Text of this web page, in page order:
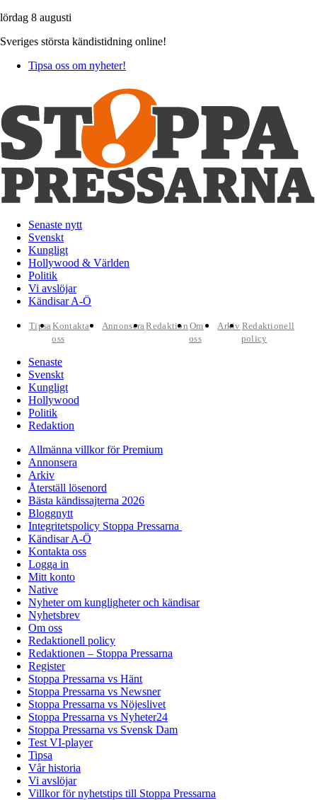
lördag 8 augusti
Sveriges största kändistidning online!
Tipsa oss om nyheter!
Senaste nytt
Svenskt
Kungligt
Hollywood & Världen
Politik
Vi avslöjar
Kändisar A-Ö
TipsaKontakta
oss
AnnonseraRedaktion Om
oss
Arkiv Redaktionell
policy
Senaste
Svenskt
Kungligt
Hollywood
Politik
Redaktion
Allmänna villkor för Premium
Annonsera
Arkiv
Återställ lösenord
Bästa kändissajterna 2026
Bloggnytt
Integritetspolicy Stoppa Pressarna
Kändisar A-Ö
Kontakta oss
Logga in
Mitt konto
Native
Nyheter om kungligheter och kändisar
Nyhetsbrev
Om oss
Redaktionell policy
Redaktionen – Stoppa Pressarna
Register
Stoppa Pressarna vs Hänt
Stoppa Pressarna vs Newsner
Stoppa Pressarna vs Nöjeslivet
Stoppa Pressarna vs Nyheter24
Stoppa Pressarna vs Svensk Dam
Test VI-player
Tipsa
Vår historia
Vi avslöjar
Villkor för nyhetstips till Stoppa Pressarna